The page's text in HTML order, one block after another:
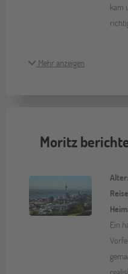
kam
Mehr anzeigen
Moritz
Alter:
Ein